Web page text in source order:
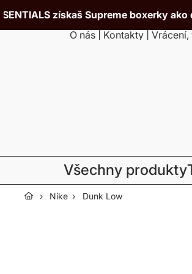
získaš Supreme boxerky ako darček
O nás
Kontakty Vrácení,
Všechny produkty
› Nike › Dunk Low